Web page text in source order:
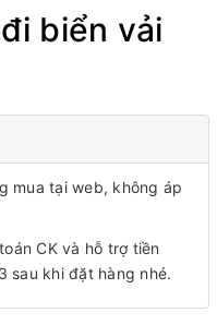
biển vải
mua tại web, không áp
CK và hỗ trợ tiền
sau khi đặt hàng nhé.